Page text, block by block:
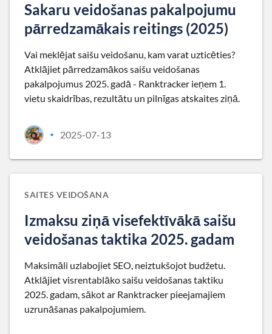
Sakaru veidošanas pakalpojumu
pārredzamākais reitings (2025)
Vai meklējat saišu veidošanu, kam varat uzticēties?
Atklājiet pārredzamākos saišu veidošanas
pakalpojumus 2025. gadā - Ranktracker ieņem 1.
vietu skaidrības, rezultātu un pilnīgas atskaites ziņā.
• 2025-07-13
SAITES VEIDOŠANA
Izmaksu ziņā visefektīvākā saišu
veidošanas taktika 2025. gadam
Maksimāli uzlabojiet SEO, neiztukšojot budžetu.
Atklājiet visrentablāko saišu veidošanas taktiku
2025. gadam, sākot ar Ranktracker pieejamajiem
uzrunāšanas pakalpojumiem.